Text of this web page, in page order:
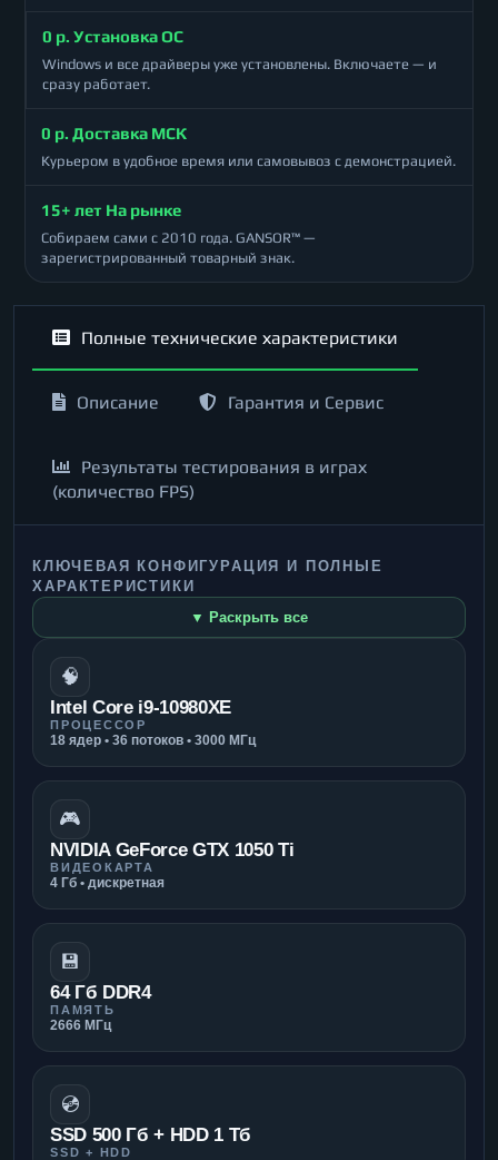
0 р. Установка ОС
Windows и все драйверы уже установлены. Включаете — и
сразу работает.
0 р. Доставка МСК
Курьером в удобное время или самовывоз с демонстрацией.
15+ лет На рынке
Собираем сами с 2010 года. GANSOR™ —
зарегистрированный товарный знак.
Полные технические характеристики
Описание Гарантия и Сервис
Результаты тестирования в играх
(количество FPS)
КЛЮЧЕВАЯ КОНФИГУРАЦИЯ И ПОЛНЫЕ
ХАРАКТЕРИСТИКИ
▼ Раскрыть все
🧠
Intel Core i9-10980XE
ПРОЦЕССОР
18 ядер • 36 потоков • 3000 МГц
🎮
NVIDIA GeForce GTX 1050 Ti
ВИДЕОКАРТА
4 Гб • дискретная
💾
64 Гб DDR4
ПАМЯТЬ
2666 МГц
💿
SSD 500 Гб + HDD 1 Тб
SSD + HDD